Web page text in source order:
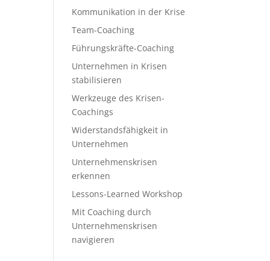
Kommunikation in der Krise
Team-Coaching
Führungskräfte-Coaching
Unternehmen in Krisen
stabilisieren
Werkzeuge des Krisen-
Coachings
Widerstandsfähigkeit in
Unternehmen
Unternehmenskrisen
erkennen
Lessons-Learned Workshop
Mit Coaching durch
Unternehmenskrisen
navigieren